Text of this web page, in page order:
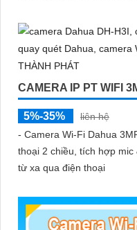
khả năng phát hiện phân
CAMERA IP PT WIFI
5%-35%
liên hệ
- Camera Wi-Fi Dahua
thoại 2 chiều, tích hợp mic
từ xa qua điện thoại